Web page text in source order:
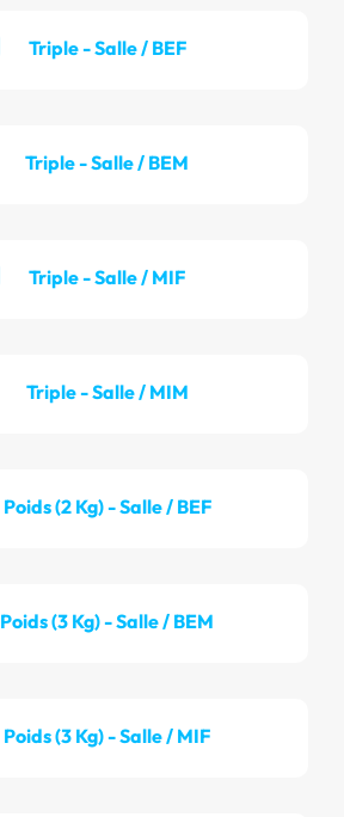
Triple - Salle / BEF
Triple - Salle / BEM
Triple - Salle / MIF
Triple - Salle / MIM
Poids (2 Kg) - Salle / BEF
Poids (3 Kg) - Salle / BEM
Poids (3 Kg) - Salle / MIF